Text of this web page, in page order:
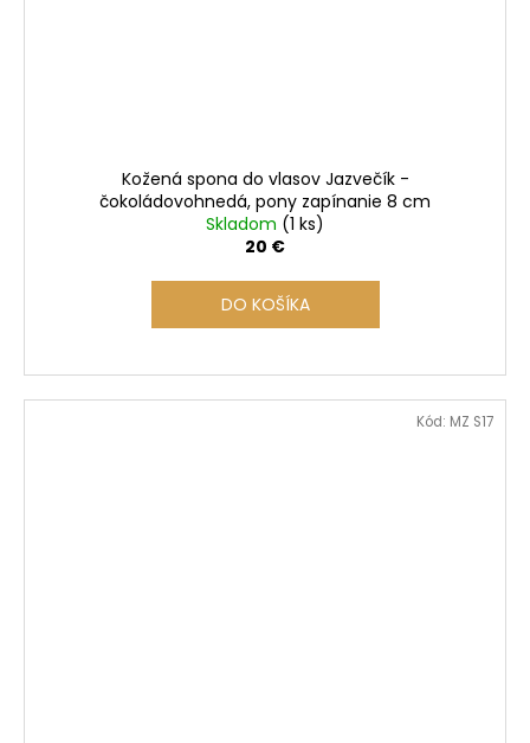
Kožená spona do vlasov Jazvečík -
čokoládovohnedá, pony zapínanie 8 cm
Skladom (1 ks)
20 €
DO KOŠÍKA
Kód: MZ S17